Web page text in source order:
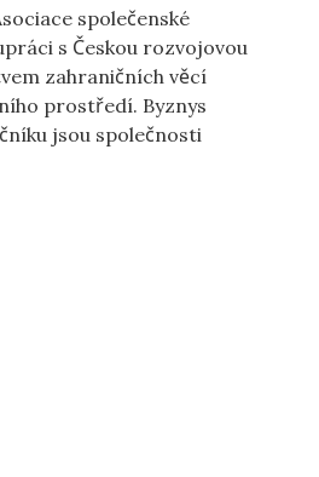
společenské
s Českou rozvojovou
zahraničních věcí
prostředí. Byznys
jsou společnosti